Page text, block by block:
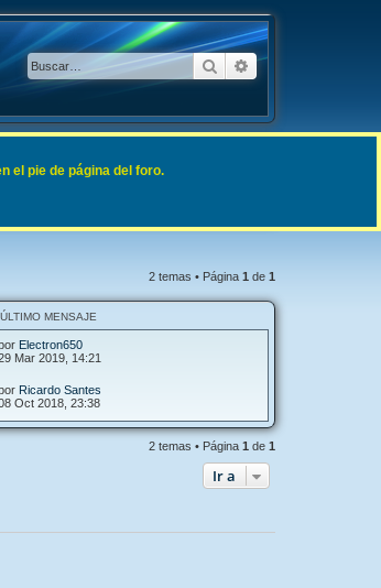
BuscarBúsqueda
2 temas • Página 1 de 1
ÚLTIMO MENSAJE
Electron650
Mar 2019, 14:21
Ricardo Santes
Oct 2018, 23:38
2 temas • Página 1 de 1
Ir a
el pie de página del foro.